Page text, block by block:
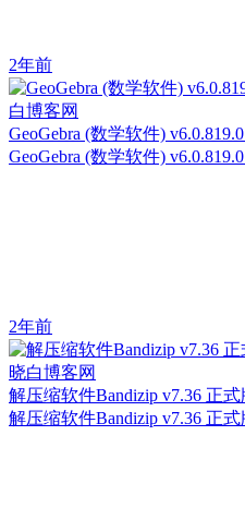
2年前
GeoGebra (数学软件)
GeoGebra (数学软件)
2年前
解压缩软件Bandizip v7.36 正
解压缩软件Bandizip v7.36 正